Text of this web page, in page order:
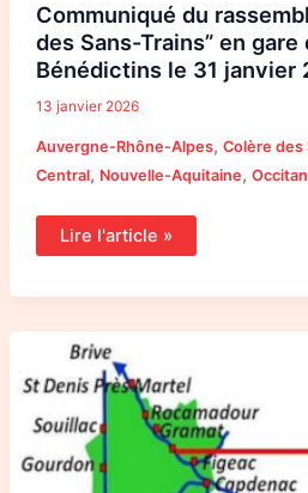
Communiqué du
des Sans-Trains” en gare
Bénédictins le 31 janvier
13 janvier 2026
Auvergne-Rhône-Alpes, Colère des
Central, Nouvelle-Aquitaine,
Lire l'article »
Rassemblement
de
l’ADGAPR
du
Décembre
2025
à
la